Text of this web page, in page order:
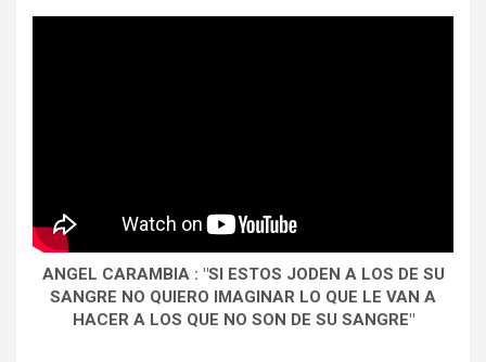
ANGEL CARAMBIA : "SI ESTOS JODEN A LOS DE SU
SANGRE NO QUIERO IMAGINAR LO QUE LE VAN A
HACER A LOS QUE NO SON DE SU SANGRE"